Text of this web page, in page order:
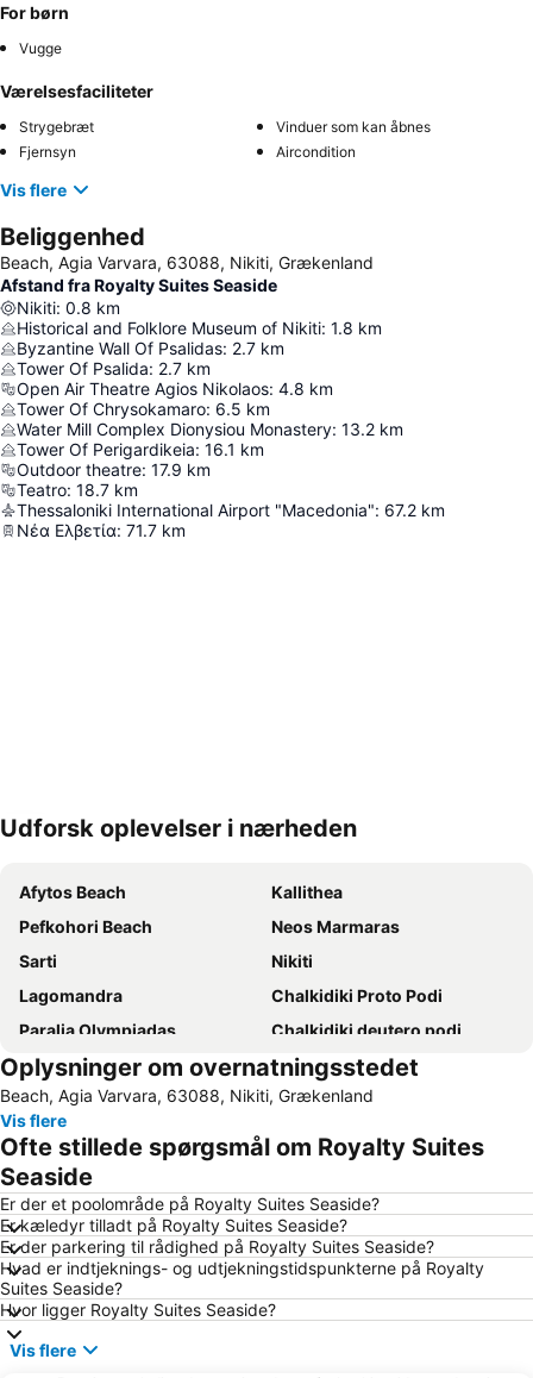
For børn
Vugge
Værelsesfaciliteter
Strygebræt
Vinduer som kan åbnes
Fjernsyn
Aircondition
Vis flere
Beliggenhed
Beach, Agia Varvara, 63088, Nikiti, Grækenland
Afstand fra Royalty Suites Seaside
Nikiti: 0.8 km
Historical and Folklore Museum of Nikiti: 1.8 km
Byzantine Wall Of Psalidas: 2.7 km
Tower Of Psalida: 2.7 km
Open Air Theatre Agios Nikolaos: 4.8 km
Tower Of Chrysokamaro: 6.5 km
Water Mill Complex Dionysiou Monastery: 13.2 km
Tower Of Perigardikeia: 16.1 km
Outdoor theatre: 17.9 km
Teatro: 18.7 km
Thessaloniki International Airport "Macedonia": 67.2 km
Νέα Ελβετία: 71.7 km
Udvid kort
Udforsk oplevelser i nærheden
Afytos Beach
Kallithea
Pefkohori Beach
Neos Marmaras
Sarti
Nikiti
Lagomandra
Chalkidiki Proto Podi
Paralia Olympiadas
Chalkidiki deutero podi
Afytos
Paradisos
Porto Carras Grand Resort Golf Club
Kavourotripes
Kriopigi
Polychrono beach
Nea Potidaia
Beach Road
Chaniotis
Nea Roda
Ouranoupolis Strand
Sani Marina
Sani
Ághion Óros
Oplysninger om overnatningsstedet
Beach, Agia Varvara, 63088, Nikiti, Grækenland
Vis flere
Ofte stillede spørgsmål om Royalty Suites
Seaside
Er der et poolområde på Royalty Suites Seaside?
Er kæledyr tilladt på Royalty Suites Seaside?
Er der parkering til rådighed på Royalty Suites Seaside?
Hvad er indtjeknings- og udtjekningstidspunkterne på Royalty
Suites Seaside?
Hvor ligger Royalty Suites Seaside?
Vis flere